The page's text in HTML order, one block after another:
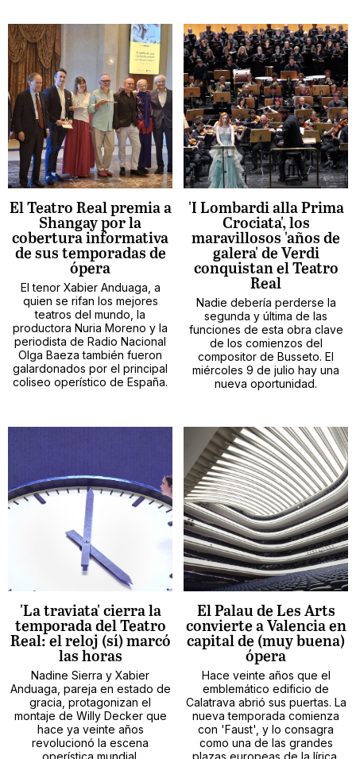
El Teatro Real premia a
Shangay por la
cobertura informativa
de sus temporadas de
ópera
El tenor Xabier Anduaga, a
quien se rifan los mejores
teatros del mundo, la
productora Nuria Moreno y la
periodista de Radio Nacional
Olga Baeza también fueron
galardonados por el principal
coliseo operístico de España.
'I Lombardi alla Prima
Crociata', los
maravillosos 'años de
galera' de Verdi
conquistan el Teatro
Real
Nadie debería perderse la
segunda y última de las
funciones de esta obra clave
de los comienzos del
compositor de Busseto. El
miércoles 9 de julio hay una
nueva oportunidad.
'La traviata' cierra la
temporada del Teatro
Real: el reloj (sí) marcó
las horas
Nadine Sierra y Xabier
Anduaga, pareja en estado de
gracia, protagonizan el
montaje de Willy Decker que
hace ya veinte años
revolucionó la escena
operística mundial.
El Palau de Les Arts
convierte a Valencia en
capital de (muy buena)
ópera
Hace veinte años que el
emblemático edificio de
Calatrava abrió sus puertas. La
nueva temporada comienza
con 'Faust', y lo consagra
como una de las grandes
plazas europeas de la lírica.